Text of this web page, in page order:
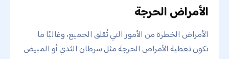
الأمراض الحرجة
الأمراض الخطرة من الأمور التي تُقلق الجميع، وغالبًا ما
تكون تغطية الأمراض الحرجة مثل سرطان الثدي أو المبيض